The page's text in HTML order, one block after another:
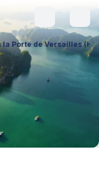
(Hall 1 – Stand